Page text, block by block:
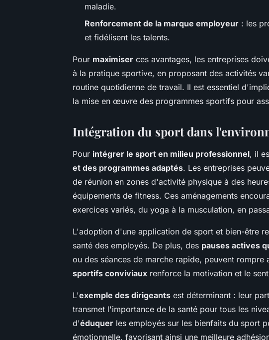
maladie.
Renforcement de la marque employeur : les
et fidélisent les talents.
Pour maximiser ces avantages, les entreprises
à la pratique sportive, en proposant des activités
routine quotidienne de travail. Il est essentiel
la mise en œuvre des programmes sportifs pour
Intégration du sport dans
Pour intégrer le sport en milieu professionnel, il
et des programmes adaptés. Les entreprises
de réunion en zones d'activité physique à des
équipements de fitness. Ces aménagements
exercices variés, du yoga à la musculation, en
L'adoption d'une application de sport et bien-être
santé des employés. De plus, des pauses actives
ou des séances de marche rapide, peuvent rompre
sportifs conviviaux renforce la motivation et le
L'exemple des dirigeants est déterminant : leur
transmet l'importance de la santé pour tous les
d'éduquer les employés sur les bienfaits du sport
émotionnelle, favorisant ainsi une meilleure